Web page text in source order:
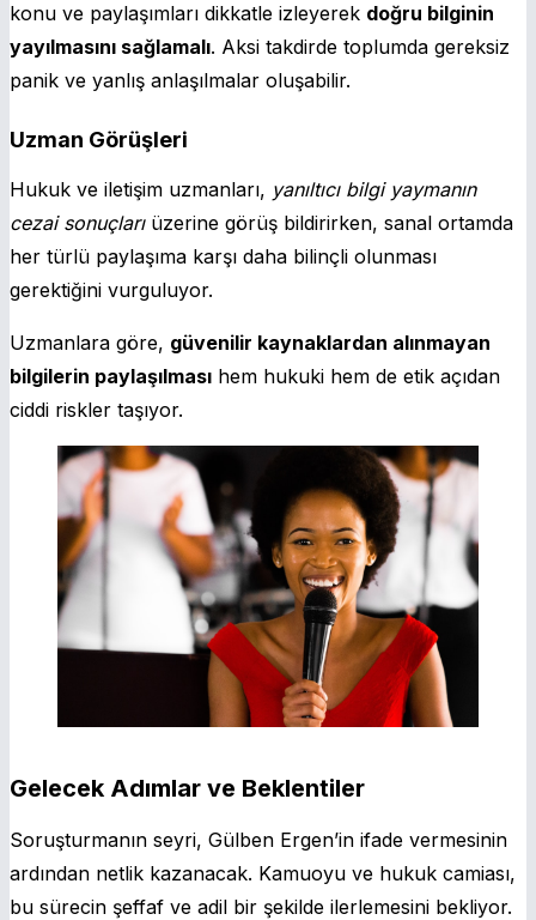
konu ve paylaşımları dikkatle izleyerek doğru bilginin
yayılmasını sağlamalı. Aksi takdirde toplumda gereksiz
panik ve yanlış anlaşılmalar oluşabilir.
Uzman Görüşleri
Hukuk ve iletişim uzmanları, yanıltıcı bilgi yaymanın
cezai sonuçlarıüzerine görüş bildirirken, sanal ortamda
her türlü paylaşıma karşı daha bilinçli olunması
gerektiğini vurguluyor.
Uzmanlara göre, güvenilir kaynaklardan alınmayan
bilgilerin paylaşılması hem hukuki hem de etik açıdan
ciddi riskler taşıyor.
Gelecek Adımlar ve Beklentiler
Soruşturmanın seyri, Gülben Ergen’in ifade vermesinin
ardından netlik kazanacak. Kamuoyu ve hukuk camiası,
bu sürecin şeffaf ve adil bir şekilde ilerlemesini bekliyor.